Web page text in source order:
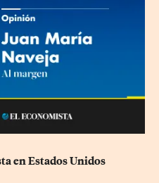
en Estados Unidos